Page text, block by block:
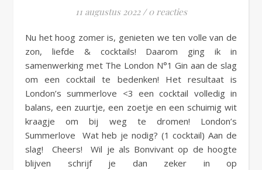
11 augustus 2022 / 0 reacties
Nu het hoog zomer is, genieten we ten volle van de
zon, liefde & cocktails! Daarom ging ik in
samenwerking met The London N°1 Gin aan de slag
om een cocktail te bedenken! Het resultaat is
London’s summerlove <3 een cocktail volledig in
balans, een zuurtje, een zoetje en een schuimig wit
kraagje om bij weg te dromen! London’s
Summerlove Wat heb je nodig? (1 cocktail) Aan de
slag! Cheers! Wil je als Bonvivant op de hoogte
blijven schrijf je dan zeker in op